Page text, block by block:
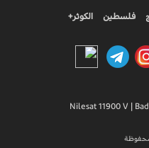
فلسطين الكوثر+
Nilesat 11900 V |